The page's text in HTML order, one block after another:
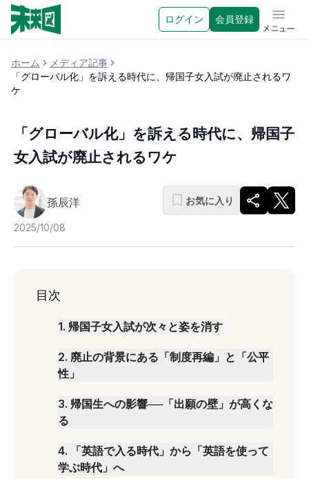
ログイン 会員登録 メニュ
ホーム
メディア記事
「グローバル化」を訴える時代に、帰国子女入試が廃止されるワ
ケ
「グローバル化」を訴える時代に、帰国子
女入試が廃止されるワケ
孫辰洋
2025/10/08
お気に入り
目次
1. 帰国子女入試が次々と姿を消す
2. 廃止の背景にある「制度再編」と「公平
性」
3. 帰国生への影響──「出願の壁」が高くな
る
4.
「英語で入る時代」から「英語を使って
学ぶ時代」へ